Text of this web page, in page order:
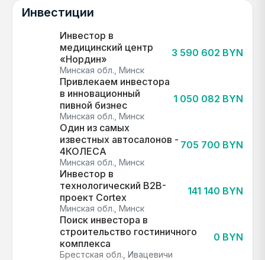
Инвестиции
Инвестор в
медицинский центр
«Нордин»
Минская обл., Минск
3 590 602 BYN
Привлекаем инвестора
в инновационный
пивной бизнес
Минская обл., Минск
1 050 082 BYN
Один из самых
известных автосалонов -
4КОЛЕСА
Минская обл., Минск
705 700 BYN
Инвестор в
технологический B2B-
проект Cortex
Минская обл., Минск
141 140 BYN
Поиск инвестора в
строительство гостиничного
комплекса
Брестская обл., Ивацевичи
0 BYN